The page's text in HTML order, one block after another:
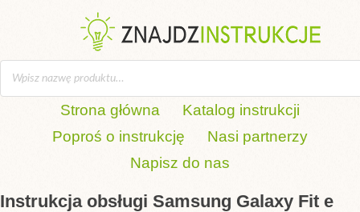
Strona główna
Katalog instrukcji
Poproś o instrukcję
Nasi partnerzy
Napisz do nas
Instrukcja obsługi Samsung Galaxy Fit e